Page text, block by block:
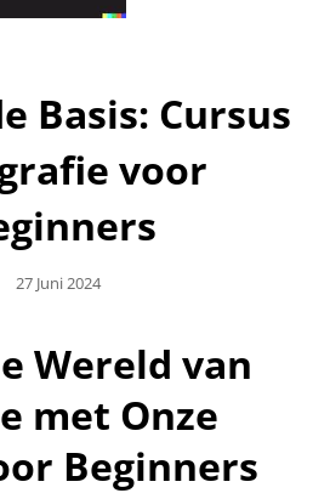
Basis: Cursus
voor
Geplaatst
27 Juni 2024
Wereld van
met Onze
Beginners